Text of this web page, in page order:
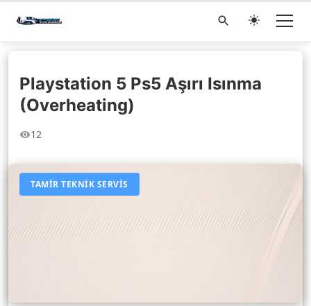
Playstation 5 Ps5 Aşırı Isınma
(Overheating)
12
TAMIR TEKNIK SERVIS